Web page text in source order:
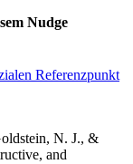
Nudge
Referenzpunkt
N. J., &
and